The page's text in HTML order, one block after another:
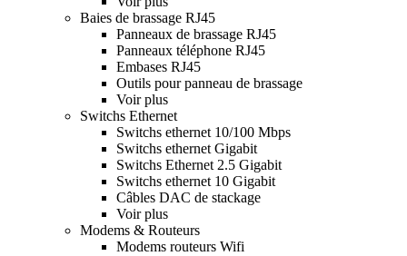
Baies de brassage RJ45
Panneaux de brassage RJ45
Panneaux téléphone RJ45
Embases RJ45
Outils pour panneau de brassage
Voir plus
Switchs Ethernet
Switchs ethernet 10/100 Mbps
Switchs ethernet Gigabit
Switchs Ethernet 2.5 Gigabit
Switchs ethernet 10 Gigabit
Câbles DAC de stackage
Voir plus
Modems & Routeurs
Modems routeurs Wifi